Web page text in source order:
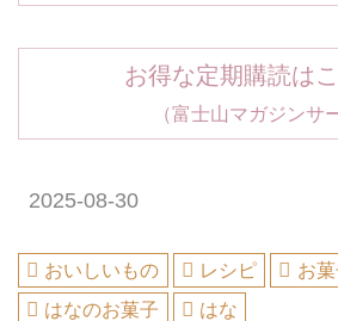
お得な定期購読は
（富士山マガジンサ
2025-08-30
おいしいもの レシピ お
はなのお菓子
はな